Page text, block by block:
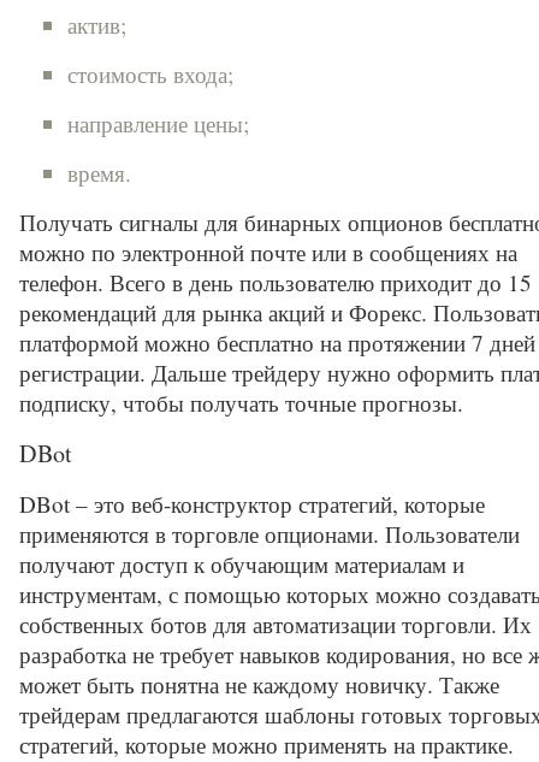
актив;
стоимость входа;
направление цены;
время.
Получать сигналы для бинарных опционов
можно по электронной почте или в сообщениях на
телефон. Всего в день пользователю приходит до 15
рекомендаций для рынка акций и Форекс.
платформой можно бесплатно на протяжении 7 дней
регистрации. Дальше трейдеру нужно оформить
подписку, чтобы получать точные прогнозы.
DBot
DBot – это веб-конструктор стратегий, которые
применяются в торговле опционами. Пользователи
получают доступ к обучающим материалам и
инструментам, с помощью которых можно
собственных ботов для автоматизации торговли. Их
разработка не требует навыков кодирования, но все
может быть понятна не каждому новичку. Также
трейдерам предлагаются шаблоны готовых
стратегий, которые можно применять на практике.